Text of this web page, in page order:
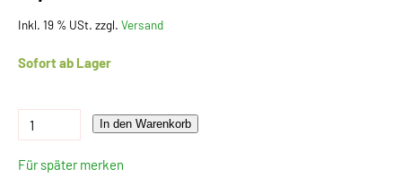
Inkl. 19 % USt. zzgl. Versand
Sofort ab Lager
In den Warenkorb
Für später merken